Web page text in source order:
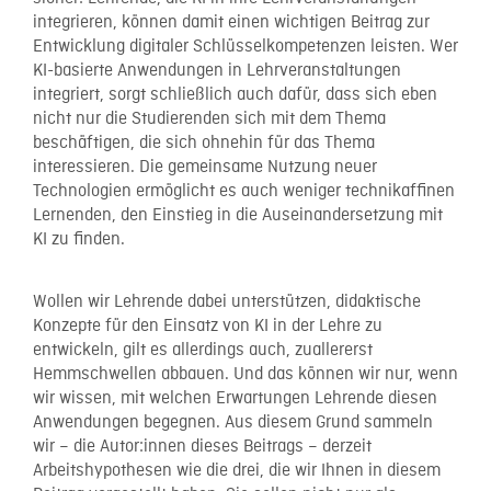
integrieren, können damit einen wichtigen Beitrag zur
Entwicklung digitaler Schlüsselkompetenzen leisten. Wer
KI-basierte Anwendungen in Lehrveranstaltungen
integriert, sorgt schließlich auch dafür, dass sich eben
nicht nur die Studierenden sich mit dem Thema
beschäftigen, die sich ohnehin für das Thema
interessieren. Die gemeinsame Nutzung neuer
Technologien ermöglicht es auch weniger technikaffinen
Lernenden, den Einstieg in die Auseinandersetzung mit
KI zu finden.
Wollen wir Lehrende dabei unterstützen, didaktische
Konzepte für den Einsatz von KI in der Lehre zu
entwickeln, gilt es allerdings auch, zuallererst
Hemmschwellen abbauen. Und das können wir nur, wenn
wir wissen, mit welchen Erwartungen Lehrende diesen
Anwendungen begegnen. Aus diesem Grund sammeln
wir – die Autor:innen dieses Beitrags – derzeit
Arbeitshypothesen wie die drei, die wir Ihnen in diesem